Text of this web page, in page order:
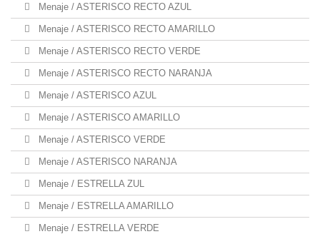
Menaje / ASTERISCO RECTO AZUL
Menaje / ASTERISCO RECTO AMARILLO
Menaje / ASTERISCO RECTO VERDE
Menaje / ASTERISCO RECTO NARANJA
Menaje / ASTERISCO AZUL
Menaje / ASTERISCO AMARILLO
Menaje / ASTERISCO VERDE
Menaje / ASTERISCO NARANJA
Menaje / ESTRELLA ZUL
Menaje / ESTRELLA AMARILLO
Menaje / ESTRELLA VERDE